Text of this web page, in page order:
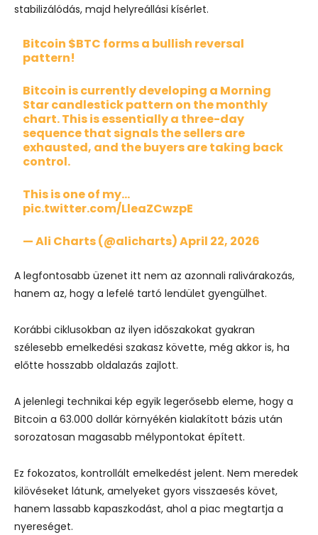
stabilizálódás, majd helyreállási kísérlet.
Bitcoin $BTC forms a bullish reversal
pattern!
Bitcoin is currently developing a Morning
Star candlestick pattern on the monthly
chart. This is essentially a three-day
sequence that signals the sellers are
exhausted, and the buyers are taking back
control.
This is one of my…
pic.twitter.com/LleaZCwzpE
— Ali Charts (@alicharts)April 22, 2026
A legfontosabb üzenet itt nem az azonnali ralivárakozás,
hanem az, hogy a lefelé tartó lendület gyengülhet.
Korábbi ciklusokban az ilyen időszakokat gyakran
szélesebb emelkedési szakasz követte, még akkor is, ha
előtte hosszabb oldalazás zajlott.
A jelenlegi technikai kép egyik legerősebb eleme, hogy a
Bitcoin a 63.000 dollár környékén kialakított bázis után
sorozatosan magasabb mélypontokat épített.
Ez fokozatos, kontrollált emelkedést jelent. Nem meredek
kilövéseket látunk, amelyeket gyors visszaesés követ,
hanem lassabb kapaszkodást, ahol a piac megtartja a
nyereséget.